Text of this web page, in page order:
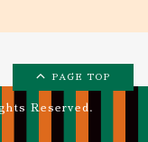
PAGE TOP
Reserved.